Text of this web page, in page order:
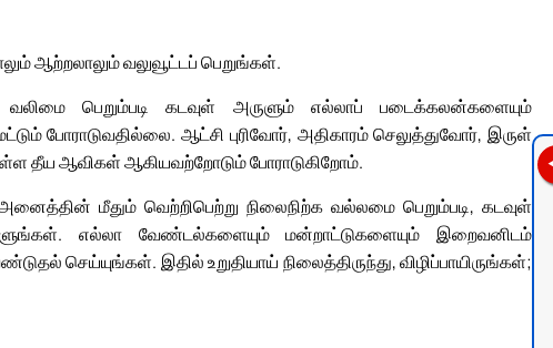
ஆற்றலாலும் வலுவூட்டப் பெறுங்கள்.
பெறும்படி கடவுள் அருளும் எல்லாப் படைக்கலன்களையும்
போராடுவதில்லை. ஆட்சி புரிவோர், அதிகாரம் செலுத்துவோர், இருள்
தீய ஆவிகள் ஆகியவற்றோடும் போராடுகிறோம்.
மீதும் வெற்றிபெற்று நிலைநிற்க வல்லமை பெறும்படி, கடவுள்
எல்லா வேண்டல்களையும் மன்றாட்டுகளையும் இறைவனிடம்
செய்யுங்கள். இதில் உறுதியாய் நிலைத்திருந்து, விழிப்பாயிருங்கள்;